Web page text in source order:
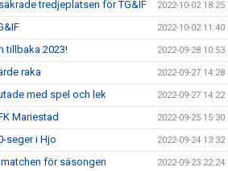
tredjeplatsen för TG&IF 2022-10-02 18:25
2022-10-02 11:40
tillbaka 2023! 2022-09-28 10:53
raka 2022-09-27 14:28
med spel och lek 2022-09-27 14:22
Mariestad 2022-09-25 15:30
seger i Hjo 2022-09-24 13:32
för säsongen 2022-09-23 22:24